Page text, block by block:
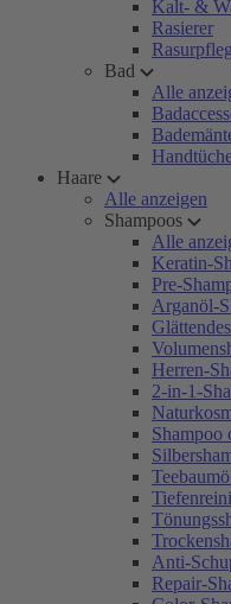
Kalt- &
Rasierer
Bad
Alle
Haare
Alle anzeigen
Shampoos
Alle
Keratin-
Pre-
Arganöl-
Herren-
2-in-1-
Shampoo
Anti-
Repair-